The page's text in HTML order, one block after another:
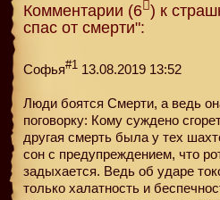
Комментарии (6 ) к
спас от смерти":
Софья#1 13.08.2019 13:52
Люди боятся Смерти, а ведь
поговорку: Кому суждено
другая смерть была у тех
сон с предупреждением, что
задыхается. Ведь об ударе
только халатность и